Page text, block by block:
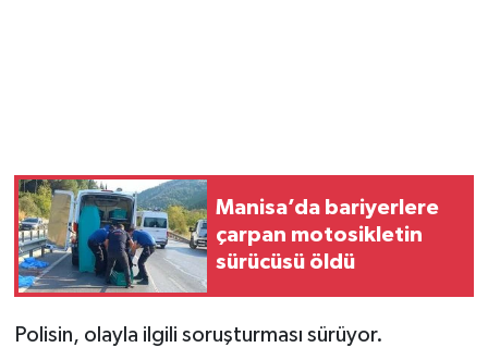
Manisa’da bariyerlere
çarpan motosikletin
sürücüsü öldü
Polisin, olayla ilgili soruşturması sürüyor.